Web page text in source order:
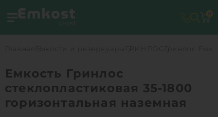
Емкость Гринлос
стеклопластиковая 35-1800
горизонтальная наземная